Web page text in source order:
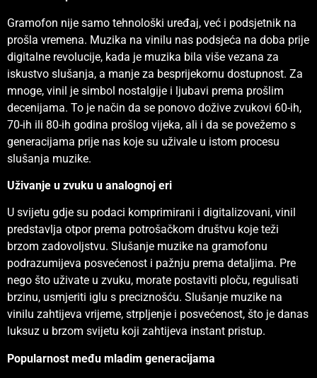
Gramofon nije samo tehnološki uređaj, već i podsjetnik na
prošla vremena. Muzika na vinilu nas podsjeća na doba prije
digitalne revolucije, kada je muzika bila više vezana za
iskustvo slušanja, a manje za besprijekornu dostupnost. Za
mnoge, vinil je simbol nostalgije i ljubavi prema prošlim
decenijama. To je način da se ponovo dožive zvukovi 60-ih,
70-ih ili 80-ih godina prošlog vijeka, ali i da se povežemo s
generacijama prije nas koje su uživale u istom procesu
slušanja muzike.
Uživanje u zvuku u analognoj eri
U svijetu gdje su podaci komprimirani i digitalizovani, vinil
predstavlja otpor prema potrošačkom društvu koje teži
brzom zadovoljstvu. Slušanje muzike na gramofonu
podrazumijeva posvećenost i pažnju prema detaljima. Pre
nego što uživate u zvuku, morate postaviti ploču, regulisati
brzinu, usmjeriti iglu s preciznošću. Slušanje muzike na
vinilu zahtijeva vrijeme, strpljenje i posvećenost, što je danas
luksuz u brzom svijetu koji zahtijeva instant pristup.
Popularnost među mladim generacijama